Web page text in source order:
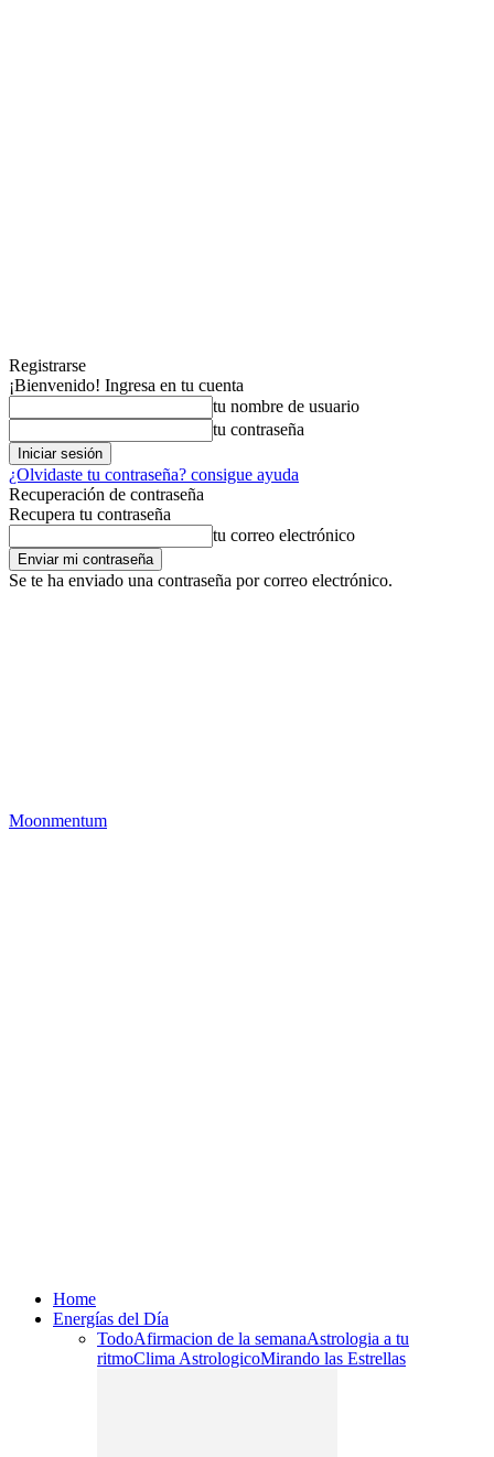
Registrarse
¡Bienvenido! Ingresa en tu cuenta
tu nombre de usuario
tu contraseña
¿Olvidaste tu contraseña? consigue ayuda
Recuperación de contraseña
Recupera tu contraseña
tu correo electrónico
Se te ha enviado una contraseña por correo electrónico.
Moonmentum
Home
Energías del Día
TodoAfirmacion de la semanaAstrologia a tu
ritmoClima AstrologicoMirando las Estrellas